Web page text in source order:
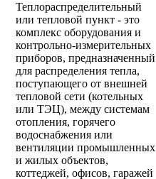
Теплораспределительный
или тепловой пункт - это
комплекс оборудования и
контрольно-измерительных
приборов, предназначенный
для распределения тепла,
поступающего от внешней
тепловой сети (котельных
или ТЭЦ), между системам
отопления, горячего
водоснабжения или
вентиляции промышленных
и жилых объектов,
коттеджей, офисов, гаражей